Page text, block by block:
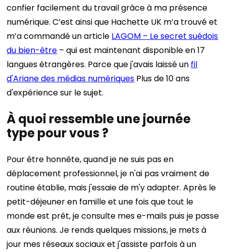
confier facilement du travail grâce à ma présence
numérique.C’est ainsi que Hachette UK m’a trouvé et
m’a commandé un article LAGOM – Le secret suédois
du bien-être – qui est maintenant disponible en 17
langues étrangères. Parce que j'avais laissé un fil
d'Ariane des médias numériques Plus de 10 ans
d'expérience sur le sujet.
À quoi ressemble une journée
type pour vous ?
Pour être honnête, quand je ne suis pas en
déplacement professionnel, je n'ai pas vraiment de
routine établie, mais j'essaie de m'y adapter. Après le
petit-déjeuner en famille et une fois que tout le
monde est prêt, je consulte mes e-mails puis je passe
aux réunions. Je rends quelques missions, je mets à
jour mes réseaux sociaux et j'assiste parfois à un